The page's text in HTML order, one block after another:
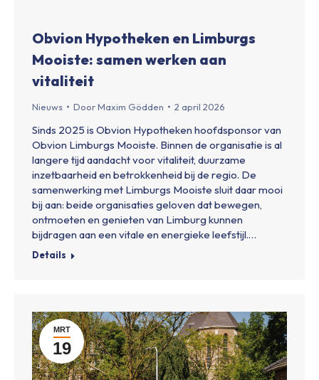
Obvion Hypotheken en Limburgs
Mooiste: samen werken aan
vitaliteit
Nieuws DoorMaxim Gödden 2 april 2026
Sinds 2025 is Obvion Hypotheken hoofdsponsor van
Obvion Limburgs Mooiste. Binnen de organisatie is al
langere tijd aandacht voor vitaliteit, duurzame
inzetbaarheid en betrokkenheid bij de regio. De
samenwerking met Limburgs Mooiste sluit daar mooi
bij aan: beide organisaties geloven dat bewegen,
ontmoeten en genieten van Limburg kunnen
bijdragen aan een vitale en energieke leefstijl.…
Details
MRT
19